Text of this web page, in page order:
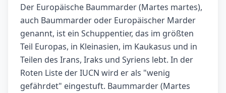
Der Europäische Baummarder (Martes martes),
auch Baummarder oder Europäischer Marder
genannt, ist ein Schuppentier, das im größten
Teil Europas, in Kleinasien, im Kaukasus und in
Teilen des Irans, Iraks und Syriens lebt. In der
Roten Liste der IUCN wird er als "wenig
gefährdet" eingestuft. Baummarder (Martes